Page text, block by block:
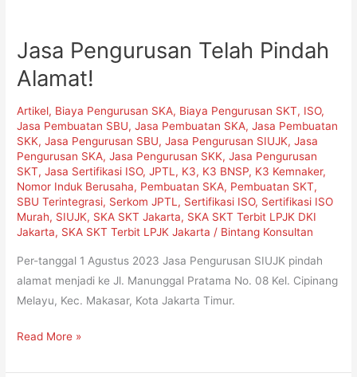
Jasa Pengurusan Telah Pindah
Alamat!
Artikel, Biaya Pengurusan SKA, Biaya Pengurusan SKT, ISO,
Jasa Pembuatan SBU,Jasa Pembuatan SKA,Jasa Pembuatan
SKK,Jasa Pengurusan SBU,Jasa Pengurusan SIUJK,Jasa
Pengurusan SKA,Jasa Pengurusan SKK,Jasa Pengurusan
SKT,Jasa Sertifikasi ISO,JPTL , K3, K3 BNSP, K3 Kemnaker,
Nomor Induk Berusaha, Pembuatan SKA, Pembuatan SKT,
SBU Terintegrasi, Serkom JPTL , Sertifikasi ISO, Sertifikasi ISO
Murah, SIUJK, SKA SKT Jakarta, SKA SKT Terbit LPJK DKI
Jakarta, SKA SKT Terbit LPJK Jakarta / Bintang Konsultan
Per-tanggal 1 Agustus 2023 Jasa Pengurusan SIUJK pindah
alamat menjadi ke Jl. Manunggal Pratama No. 08 Kel. Cipinang
Melayu, Kec. Makasar, Kota Jakarta Timur.
Jasa
Telah
Pindah
Alamat!
Read More »